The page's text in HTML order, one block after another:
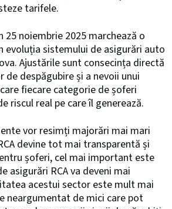
tarifele.
25 noiembrie 2025 marchează o
evoluția sistemului de asigurări auto
Ajustările sunt consecința directă
despăgubire și a nevoii unui
fiecare categorie de șoferi
riscul real pe care îl generează.
vor resimți majorări mai mari
devine tot mai transparentă și
șoferi, cel mai important este
asigurări RCA va deveni mai
acestui sector este mult mai
neargumentat de mici care pot